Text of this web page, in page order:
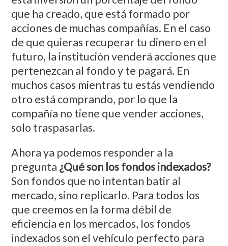
que ha creado, que está formado por
acciones de muchas compañías. En el caso
de que quieras recuperar tu dinero en el
futuro, la institución venderá acciones que
pertenezcan al fondo y te pagará. En
muchos casos mientras tu estás vendiendo
otro está comprando, por lo que la
compañía no tiene que vender acciones,
solo traspasarlas.
Ahora ya podemos responder a la
pregunta ¿Qué son los fondos indexados?
Son fondos que no intentan batir al
mercado, sino replicarlo. Para todos los
que creemos en la forma débil de
eficiencia en los mercados, los fondos
indexados son el vehículo perfecto para